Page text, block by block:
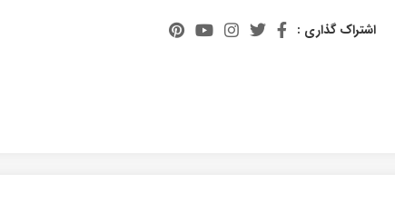
اشتراک گذاری :